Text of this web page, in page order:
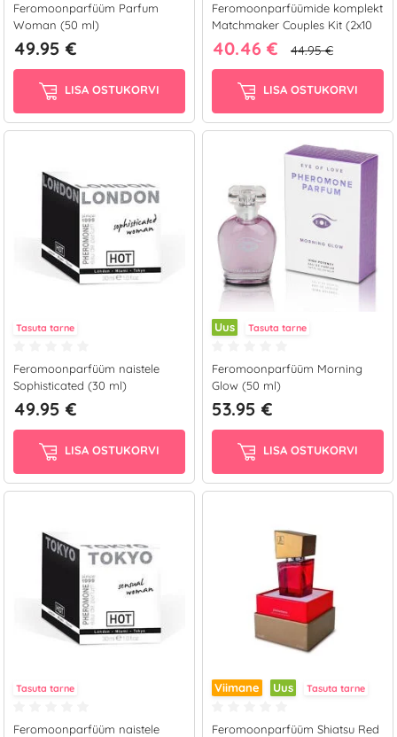
Feromoonparfüüm Parfum
Woman (50 ml)
49.95 €
LISA OSTUKORVI
Feromoonparfüümide komplekt
Matchmaker Couples Kit (2x10
ml)
40.46 € 44.95 €
LISA OSTUKORVI
Tasuta tarne
Feromoonparfüüm naistele
Sophisticated (30 ml)
49.95 €
LISA OSTUKORVI
Uus Tasuta tarne
Feromoonparfüüm Morning
Glow (50 ml)
53.95 €
LISA OSTUKORVI
Tasuta tarne
Feromoonparfüüm naistele
Viimane Uus Tasuta tarne
Feromoonparfüüm Shiatsu Red